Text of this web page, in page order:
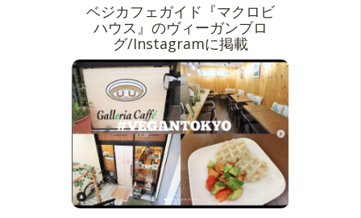
ベジカフェガイド『マクロビ
ハウス』のヴィーガンブロ
グ/Instagramに掲載